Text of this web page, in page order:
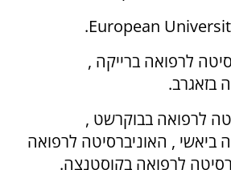
European
.
לרפואה ברייקה ,
בזאגרב.
לרפואה בבוקרשט ,
ביאשי , האוניברסיטה לרפואה
לרפואה בקוסטנצה.